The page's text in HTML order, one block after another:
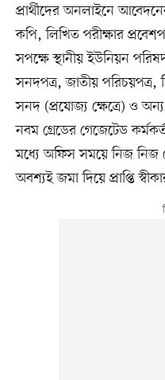
প্রার্থীদের অনলাইনে
কপি, লিখিত পরীক্ষার
সপক্ষে স্থানীয় ইউনিয়ন
সনদপত্র, জাতীয়
সনদ (প্রযোজ্য ক্ষেত্রে) ও
নবম গ্রেডের গেজেটেড
মধ্যে অফিস সময়ে নিজ নিজ
অবশ্যই জমা দিয়ে প্রাপ্তি